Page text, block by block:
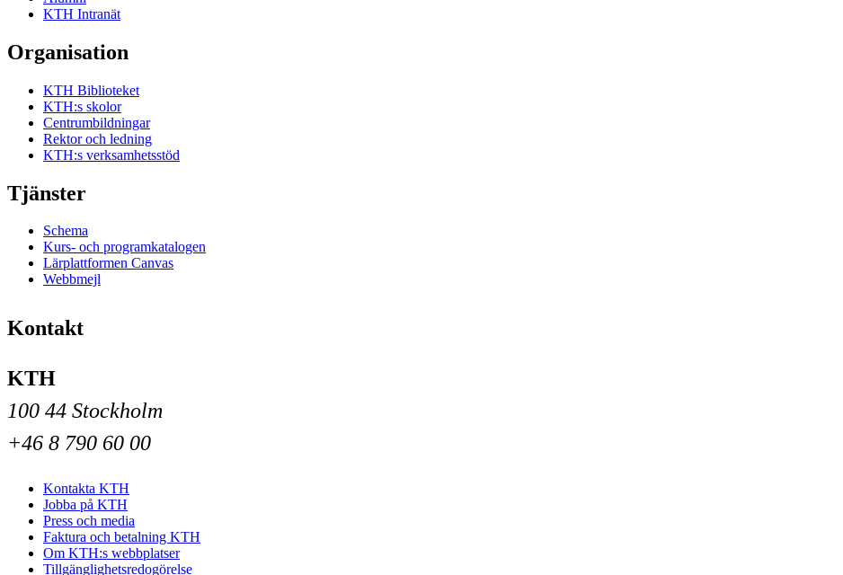
KTH Intranät
Organisation
KTH Biblioteket
KTH:s skolor
Centrumbildningar
Rektor och ledning
KTH:s verksamhetsstöd
Tjänster
Schema
Kurs- och programkatalogen
Lärplattformen Canvas
Webbmejl
Kontakt
KTH
100 44 Stockholm
+46 8 790 60 00
Kontakta KTH
Jobba på KTH
Press och media
Faktura och betalning KTH
Om KTH:s webbplatser
Tillgänglighetsredogörelse